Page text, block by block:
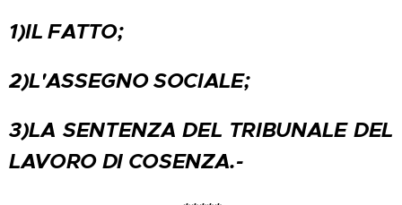
1)IL FATTO;
2)L'ASSEGNO SOCIALE;
3)LA SENTENZA DEL TRIBUNALE DEL
LAVORO DI COSENZA.-